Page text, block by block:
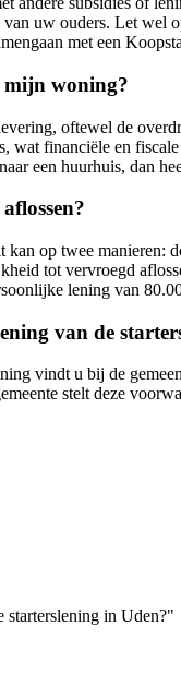
van uw ouders. Let
met een
woning?
oftewel de
financiële en
een huurhuis, dan
op twee manieren:
tot vervroegd
lening van
van de
vindt u bij de
stelt deze
starterslening in Uden?"